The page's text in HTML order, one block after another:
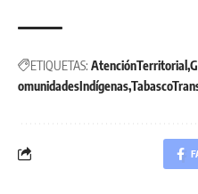
ETIQUETAS: AtenciónTerritorial
omunidadesIndígenas